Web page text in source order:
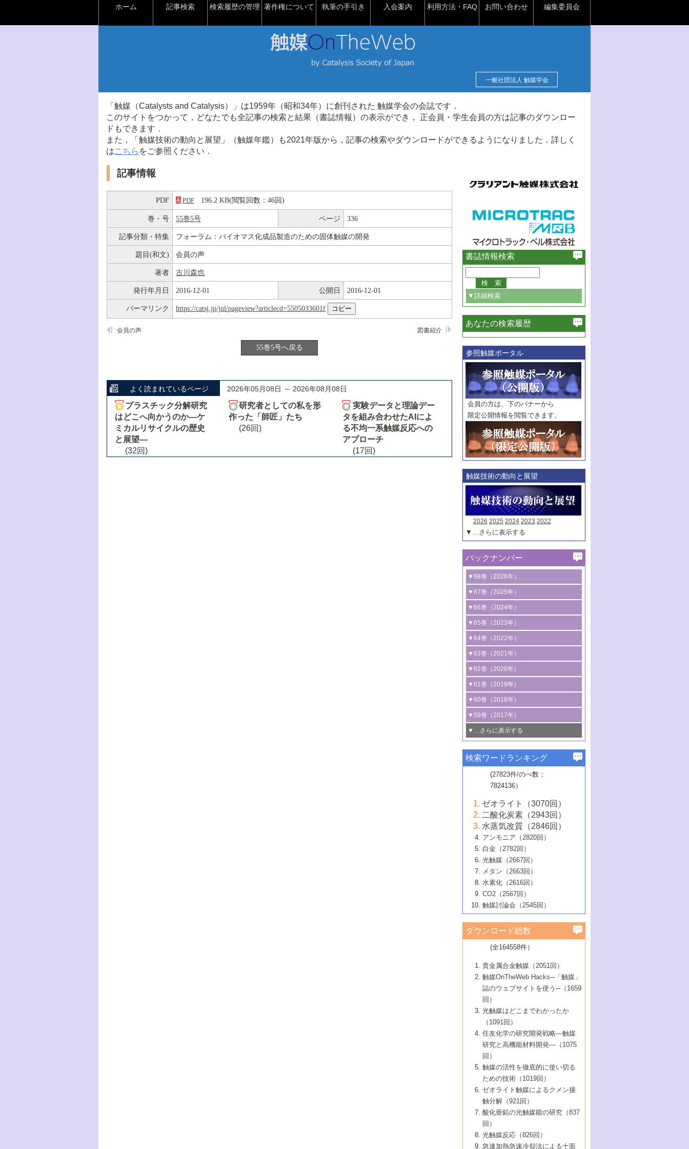
ホーム 記事検索 検索履歴の管理 著作権について 執筆の手引き 入会案内 利用方法・FAQ お問い合わせ 編集委員会
一般社団法人 触媒学会
「触媒（Catalysts and Catalysis）」は1959年（昭和34年）に創刊された 触媒学会の会誌です．
このサイトをつかって，どなたでも全記事の検索と結果（書誌情報）の表示ができ， 正会員・学生会員の方は記事のダウンロー
ドもできます．
また，「触媒技術の動向と展望」（触媒年鑑）も2021年版から，記事の検索やダウンロードができるようになりました．詳しく
はこちら をご参照ください．
記事情報
PDF PDF 196.2 KB(閲覧回数：46回)
巻・号 55巻5号 ページ 336
記事分類・特集 フォーラム：バイオマス化成品製造のための固体触媒の開発
題目(和文) 会員の声
著者 古川森也
発行年月日 2016-12-01 公開日 2016-12-01
パーマリンク https://catsj.jp/jnl/pageview?articlecd=5505033601f
図書紹介
会員の声
55巻5号へ戻る
よく読まれているページ 2026年05月08日 ～ 2026年08月08日
プラスチック分解研究
はどこへ向かうのか―ケ
ミカルリサイクルの歴史
と展望―
(32回)
研究者としての私を形
作った「師匠」たち
(26回)
実験データと理論デー
タを組み合わせたAIによ
る不均一系触媒反応への
アプローチ
(17回)
書誌情報検索
▼詳細検索
必ず含む
巻・号指定
巻
号
範囲指定
巻
号～
巻
号
触媒年鑑
年度
記事種別
マーク：
マークあり
あなたの検索履歴
参照触媒ポータル
会員の方は、下のバナーから
限定公開情報を閲覧できます。
触媒技術の動向と展望
2026 2025 2024 2023 2022
▼…さらに表示する
バックナンバー
▼68巻（2026年）
1号 過酸化水素合成に関する研究動向
2号 コンピューター技術により加速する
触媒開発
3号 有機分子変換やCO 資源化のための
光触媒に関する最近の研究
B号 第137回触媒討論会（2026年）
▼67巻（2025年）
1号 CO
水素化によるグリーン燃料/グリ
ーンケミカル製造
2号 水素製造のための水分解技術に関す
る最近の研究
3号 オレフィン系樹脂の精密合成に関す
る最新技術
4号 アルコール類の効率的変換を実現す
る非貴金属触媒の研究動向
5号 ゼオライトの合成と応用における研
究動向
6号 ヘテロ接合界面
B号 第135回触媒討論会（2025年）
▼66巻（2024年）
1号 低次元ナノ構造を有する触媒材料
2号 規制反応場を活用した固体触媒研究
の新展開
3号 未踏分子変換を目指した酸化触媒プ
ロセスの最前線
4号 シンクロトロン放射光および中性子
線を利用した触媒解析技術の最先端
5号 単原子触媒
6号 参照触媒委員会からのお知らせ
B号 第133回触媒討論会（2023年）
▼65巻（2023年）
1号 炭素が関わる触媒機能
2号 プラスチックケミカルリサイクルの
ための触媒技術
3号 非酸化物系金属化合物を基盤とした
触媒材料の開発
4号 格子酸素・格子酸素欠陥を利用した
触媒反応
5号 生体触媒によるエネルギー変換反応
6号 窒素とリンの循環のための触媒・機
能性材料
▼64巻（2022年）
1号 合成ガス製造とCOを用いるケミカル
ズ合成の最新動向
2号 化学品合成のための合金触媒開発
3号 CO の排出削減および有効活用のた
めの触媒技術
4号 若手による情報発信企画～とびたて
若き触媒の研究者たち～（1）
若き触媒の研究者たち～（2）
6号 石油のノーブル・ユースを志向した
触媒技術
大学：オンライン・対面開催）
▼63巻（2021年）
1号 金触媒の新展開
2号 ペロブスカイト
3号 特殊反応場を利用した触媒的分子変
換反応
4号 多孔質材料を用いた触媒の新展開
5号 情報学的手法を用いた触媒開発
6号 カーボンニュートラルに向けた電解
技術
B号 第127回触媒討論会（2021年・オン
ライン開催(Zoom)のみ）
▼62巻（2020年）
1号 触媒設計を拓く欠陥構造のキャラク
タリゼーション
2号 機能化学品製造に資するクリーンな
触媒的酸化反応
3号 水処理のための触媒化学
4号 光触媒を用いた水分解の最新の研究
動向
5号 次世代の触媒プロセスを支えるマイ
6号 メタン転換技術の最新動向
B号 第125回触媒討論会（2020年・工学
院大学）
▼61巻（2019年）
1号 物質移動制御に着目した触媒プロセ
ス開発
2号 CO2 フリー水素サプライチェーンに
関わる触媒開発動向
3号 精密高分子合成に関する最近の研究
動向
4号 バイオマス化成品製造のための触媒
5号 固体触媒による含窒素有機化合物変
換の最前線
6号 貴金属使用量低減に向けた自動車排
ガス浄化触媒の開発
B号 第123回触媒討論会（2019年・大阪
▼60巻（2018年）
1号 固体酸触媒の最新の研究動向
2号 二酸化炭素からの有用化学品合成
3号 ナノ粒子・クラスター触媒の最前線
4号 60周年記念企画
5号 進化するゼオライト合成技術
6号 非貴金属系触媒における電気化学的
B号 第121回触媒討論会（2018年・東京
大学）
▼59巻（2017年）
1号 いたるところに，触媒
最先端技術
3号 無機分離膜材料の開発と触媒反応プ
ロセスへの適用
5号 水素のふるまいを解き明かす最先端
研究
6号 低級アルカンの有効利用のための触
媒技術
B号 第119回触媒討論会（2017年・首都
大学東京）
▼…さらに表示する
1号 ユニークな構造の高分子を生み出す触
2号 リグニンからの化成品製造に向けた触
媒技術
3号 触媒研究の最先端～とびたて若き研究
者たち～（1）
4号 触媒研究の最先端～とびたて若き研究
者たち～（2）
5号 触媒研究の最先端～とびたて若き研究
者たち～（3）
6号 イオニクス材料と燃料電池・電解合成
の最新の研究動向
B号 第117回触媒討論会（2016年・大阪府
立大学）
▼57巻（2015年）
1号 水素キャリアにかかわる触媒技術の新
2号 石油精製用触媒の最近の進展
3号 固体酸化物形燃料電池（SOFC）におけ
るアノード触媒上での燃料直接改質技術
4号 コアシェル構造の制御による触媒機能
5号 工業触媒およびその周辺技術の最近の
進歩
6号 ナノシート
B号 第115回触媒討論会（2015年・成蹊大
▼56巻（2014年）
2号 光触媒反応機構に関する最新の研究動
向
開発動向
4号 人工光合成に向けた近年のアプローチ
5号 未利用熱エネルギーの有効活用に貢献
する触媒技術
6号 ポリオキソメタレート
B号 第113回触媒討論会（2014年・ロワジ
ールホテル豊橋）
1号 高耐久性燃料電池システム用触媒にお
ける新展開
2号 リビングラジカル重合の最近の動向
3号 天然ガスの化学工業的展開に関する触
媒技術
4号 貴金属触媒の精密構造制御とその活用
5号 バイオマス化成品製造のための固体触
6号 ナノ空間─吸着状態解析から新機能開拓
B号 第111回触媒討論会（2013年・関西大
▼54巻（2012年）
1号 規則性多孔体の利用技術における最近
の進歩
2号 第109回触媒討論会
3号 貴金属低減技術の最新動向
4号 貴金属代替技術の最新動向
5号 光触媒による物質変換反応の新展開
6号 グラフェン
7号 水素を利用する化成品合成の新潮流
▼53巻（2011年）
1号 金属学から見る合金触媒の新展開
2号 第107回触媒討論会
3号 触媒のその場観察法の進歩（１）
4号 触媒のその場観察法の進歩（２）
5号 不活性結合の触媒的活性化による有機
合成
6号 新しい固体酸触媒技術
7号 ゼオライト合成における最近の進歩
▼52巻（2010年）
1号 触媒の劣化対策と長寿命触媒開発
2号 第105回触媒討論会
3号 ナノ構造が拓く新機能
4号 活性サイトおよびその環境の精密な設
計による触媒の高機能化
5号 触媒を有効に使うための技術
7号 有機分子触媒による精密有機合成
8号 高機能化ポリオレフィンに向けた重合
触媒の最近の進展
1号 炭素材料－熱い注目を集める材料－
2号 第103回触媒討論会
3号 環境浄化用光触媒の現状と課題
4号 水素社会の実現に向けた水素製造・貯
蔵技術の進歩
5号 CO2が関わる触媒・材料
7号 持続可能社会実現のための触媒および
触媒関連技術
▼50巻（2008年）
1号 触媒化学と学会のこの10年，半世紀，
そして未来
2号 第101回触媒討論会
4号 錯体を利用したユニークな表面構造の
構築と機能
5号 若手会員による触媒研究の未来展望1：
企業編
6号 第102回触媒討論会
7号 触媒・化学反応における計算化学の進
8号 若手研究者による触媒研究の未来展望
2：大学・研究所編
▼49巻（2007年）
1号 含フッ素化合物の合成と触媒
2号 第99回触媒討論会
3号 実用的ファインケミカル合成プロセス
を実現する触媒
5号 こんな物質，あんな物質―新たな触媒
の可能性―
7号 『結晶の化学』を活かした触媒研究
8号 イオン液体の応用
▼48巻（2006年）
1号 固体酸触媒の最近の進歩
2号 第97回触媒討論会
3号 リビング重合触媒の最近の展開
5号 水素製造・貯蔵のための触媒技術の新
しい展開
6号 第98回触媒討論会
7号 基礎化学品製造の触媒技術
8号 多機能型リアクター
1号 最近の触媒担体とその効果
2号 第95回触媒討論会
4号 水分解用光触媒材料
5号 時間分解分光の進歩と応用
6号 第96回触媒討論会
8号 超臨界流体を用いた化学プロセスの新
▼46巻（2004年）
1号 部分酸化反応触媒の最前線
2号 第93回触媒討論会
3号 特殊エネルギー場の触媒反応
4号 生体内における金属の触媒作用
5号 ファインケミカルズの展開に寄与する
6号 第94回触媒討論会
7号 サブナノレベルでみた新しい表面現象
8号 オレフィン重合触媒の新たな展
▼45巻（2003年）
1号 なぜこの触媒が良いのか？
2号 第91回触媒討論会
3号 最近の自動車排ガス処理技術
4号 触媒研究の現状と将来─第90回触媒討論
5号 基礎化学品製造の触媒技術
6号 第92回触媒討論会
7号 基礎化学品製造の触媒技術
8号 資源の循環と触媒技術
▼44巻（2002年）
1号 高次制御された触媒の化学
2号 第89回触媒討論会
3号 触媒を利用した電気化学の新展開
4号 ナノ材料の調製と機能化
5号 こんな触媒が欲しい
6号 第90回触媒討論会
7号 触媒研究と学術雑誌/情報
8号 若い世代からみた触媒化学の現状と未
▼43巻（2001年）
1号 グリーンケミストリーと触媒
2号 第87回触媒討論会特集号
3号 生体触媒とバイオプロセス
4号 水素製造・利用の触媒化学
5号 触媒研究における新しい切り口：コン
ビナトリアルケミストリー
6号 第88回触媒討論会特集号
7号 企業における触媒研究のブレークスル
8号 この材料を触媒として使ってみません
▼42巻（2000年）
1号 触媒反応工学の明日を拓く
2号 第85回触媒討論会
3号 反応ダイナミクス
5号 触媒のおもしろさをどのように伝える
6号 第86回触媒討論会
7号 水素化精製触媒の新しい展開
8号 新しい反応性と機能性を目指した金属
クラスタ-化学
▼41巻（1999年）
1号 孔、穴、あな?-特異な空間とその利用-
2号 第83回触媒討論会
3号 均一系触媒反応最前線
4号 実用炭素材料の新展開
5号 研究の方法論を考える
7号 機能性金属材料と触媒
8号 触媒研究へのNMRの応用と展望
▼40巻（1998年）
進展と21世紀への提言/創立40周年記念・触
媒学会この10年の歩みとこれから/創立40周
2号 第81回触媒討論会
3号 計算機触媒化学へのさそい
4号 触媒劣化の制御と予測
5号 最新の実用プロセスと触媒
6号 第82回触媒討論会
1号 均一系と不均一系触媒反応-その特徴と
接点
2号 第79回触媒討論会
3号 最新NO除去触媒の実用化研究
4号 新しい反応場を目指した触媒調製
5号 反応・分離技術の新しい展開
6号 第80回触媒討論会
▼38巻（1996年）
1号 触媒の構造と触媒作用/C1化学を中心と
する21世紀への触媒
3号 オリンピックメダル:金・銀・銅はどん
な触媒作用を示すか
4号 触媒作用における機能の複合化
▼37巻（1995年）
1号 ファインケミカルズと固体触媒
2号 第75回触媒討論会
3号 希土類を利用した触媒
4号 触媒とリサイクル
5号 エネルギー変換触媒
▼36巻（1994年）
1号 電気化学と触媒
2号 第73回触媒討論会
3号 C4化学の展開
4号 《通常号》
▼35巻（1993年）
1号 工業触媒開発マニュアル―探索から工
業化まで
2号 第71回触媒討論会
▼34巻（1992年）
1号 インパクトを与えたこの研究
2号 第69回触媒討論会
▼33巻（1991年）
1号 触媒プロセス開発マニュアル―探索か
▼32巻（1990年）
検索ワードランキング
(27823件/のべ数：
7824136）
ゼオライト（3070回）
二酸化炭素（2943回）
水蒸気改質（2846回）
アンモニア（2820回）
白金（2782回）
光触媒（2667回）
メタン（2663回）
水素化（2616回）
CO2（2567回）
触媒討論会（2545回）
ダウンロード総数
(全164558件）
貴金属合金触媒（2051回）
触媒OnTheWeb Hacks─「触媒」
誌のウェブサイトを使う─（1659
回）
光触媒はどこまでわかったか
（1091回）
住友化学の研究開発戦略―触媒
研究と高機能材料開発―（1075
回）
触媒の活性を徹底的に使い切る
ための技術（1019回）
ゼオライト触媒によるクメン接
触分解（921回）
酸化亜鉛の光触媒能の研究（837
回）
光触媒反応（826回）
急速加熱急速冷却法による十面